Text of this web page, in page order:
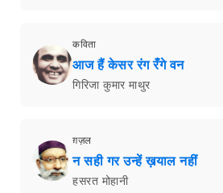
कविता
आज हैं केसर रंग रँगे वन
गिरिजा कुमार माथुर
ग़ज़ल
न सही गर उन्हें ख़याल नहीं
हसरत मोहानी